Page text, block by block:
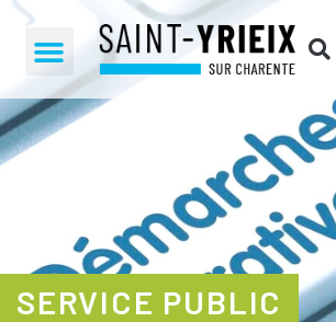
SERVICE PUBLIC